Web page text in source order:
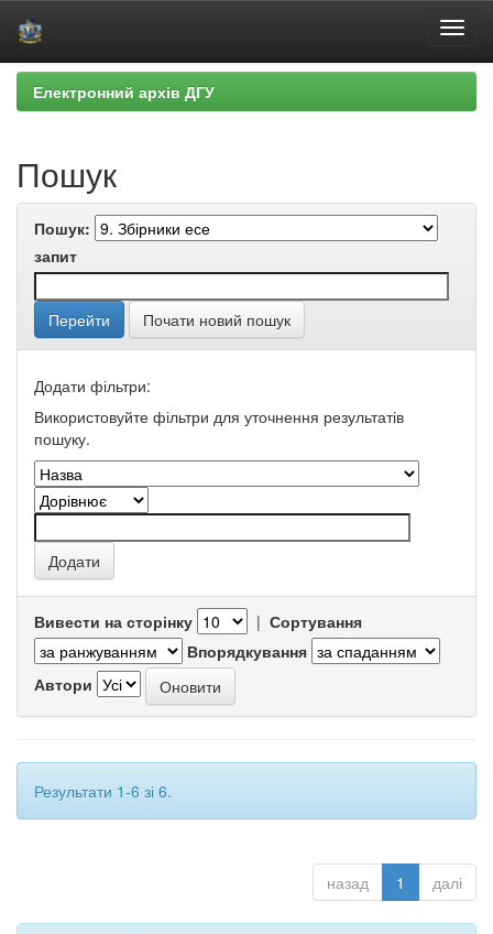
Skip
navigation
Електронний архів ДГУ
Пошук
Пошук:
запит
Почати новий пошук
Додати фільтри:
Використовуйте фільтри для уточнення результатів
пошуку.
Вивести на сторінку | Сортування
Впорядкування
Автори
Результати 1-6 зі 6.
назад 1 далі